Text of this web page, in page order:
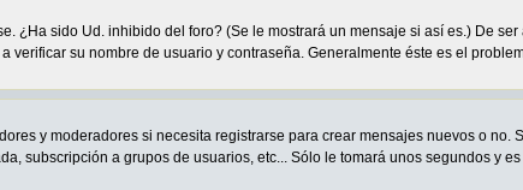
¿Ha sido Ud. inhibido del foro? (Se le mostrará un mensaje si así es.) De
verificar su nombre de usuario y contraseña. Generalmente éste es el
y moderadores si necesita registrarse para crear mensajes nuevos o
subscripción a grupos de usuarios, etc... Sólo le tomará unos segundos y